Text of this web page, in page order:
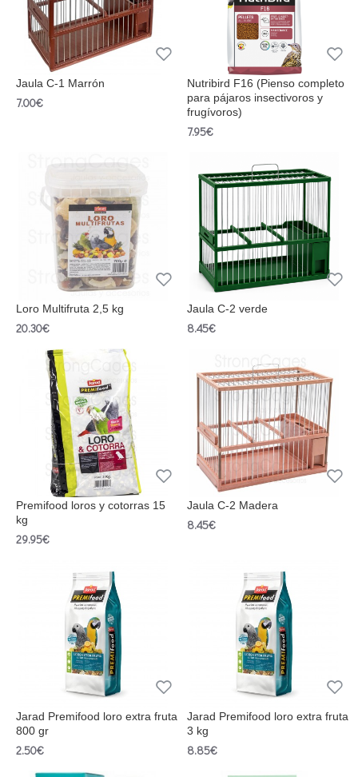
Jaula C-1 Marrón
7.00€
Nutribird F16 (Pienso completo
para pájaros insectivoros y
frugívoros)
7.95€
Loro Multifruta 2,5 kg
20.30€
Jaula C-2 verde
8.45€
Premifood loros y cotorras 15
kg
29.95€
Jaula C-2 Madera
8.45€
Jarad Premifood loro extra fruta
800 gr
2.50€
Jarad Premifood loro extra fruta
3 kg
8.85€